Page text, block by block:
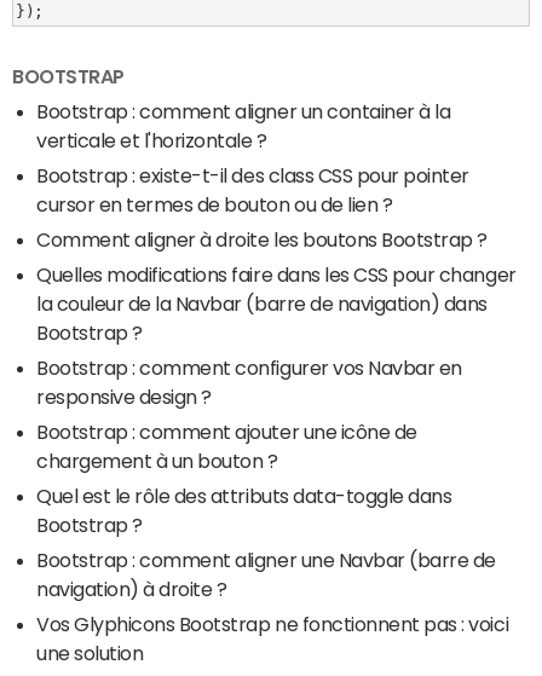
});
BOOTSTRAP
Bootstrap : comment aligner un container à la
verticale et l'horizontale ?
Bootstrap : existe-t-il des class CSS pour pointer
cursor en termes de bouton ou de lien ?
Comment aligner à droite les boutons Bootstrap ?
Quelles modifications faire dans les CSS pour changer
la couleur de la Navbar (barre de navigation) dans
Bootstrap ?
Bootstrap : comment configurer vos Navbar en
responsive design ?
Bootstrap : comment ajouter une icône de
chargement à un bouton ?
Quel est le rôle des attributs data-toggle dans
Bootstrap ?
Bootstrap : comment aligner une Navbar (barre de
navigation) à droite ?
Vos Glyphicons Bootstrap ne fonctionnent pas : voici
une solution